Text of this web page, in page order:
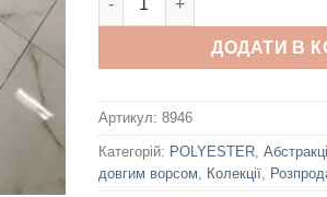
ДОДАТИ В
Артикул: 8946
Категорій: POLYESTER
довгим ворсом
Колекції